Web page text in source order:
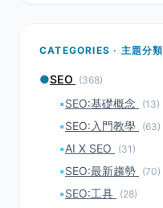
CATEGORIES · 主題分類
●SEO (368)
▪SEO:基礎概念 (13)
▪SEO:入門教學 (63)
▪AI X SEO (31)
▪SEO:最新趨勢 (70)
▪SEO:工具 (28)